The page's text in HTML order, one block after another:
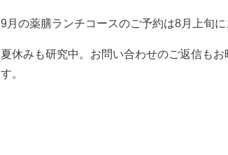
9月の薬膳ランチコースのご予約は8月上旬に
夏休みも研究中。お問い合わせのご返信もお
す。